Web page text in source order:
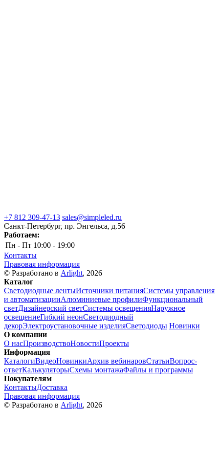
+7 812 309-47-13 sales@simpleled.ru
Санкт-Петербург, пр. Энгельса, д.56
Работаем:
Пн - Пт 10:00 - 19:00
Контакты
Правовая информация
© Разработано в Arlight, 2026
Каталог
Светодиодные лентыИсточники питанияСистемы управления
и автоматизацииАлюминиевые профилиФункциональный
светДизайнерский светСистемы освещенияНаружное
освещениеГибкий неонСветодиодный
декорЭлектроустановочные изделияСветодиоды Новинки
О компании
О насПроизводствоНовостиПроекты
Информация
КаталогиВидеоНовинкиАрхив вебинаровСтатьиВопрос-
ответКалькуляторыСхемы монтажаФайлы и программы
Покупателям
КонтактыДоставка
Правовая информация
© Разработано в Arlight, 2026